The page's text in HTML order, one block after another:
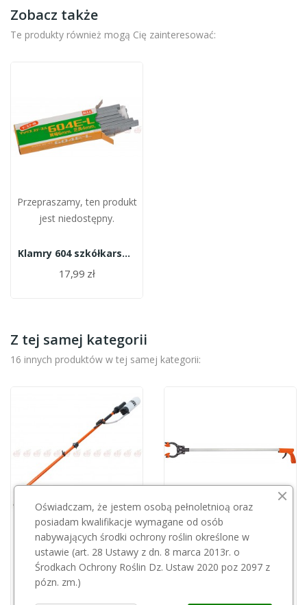
Zobacz także
Te produkty również mogą Cię zainteresować:
Przepraszamy, ten produkt
jest niedostępny.
Klamry 604 szkółkarskie HTB (4800 szt)
17,99 zł
Z tej samej kategorii
16 innych produktów w tej samej kategorii:
STOCKER
Opryskiwacz lanca herbicydowa elektryczna 1l...
340,00 zł
STOCKER
160,00 zł
Oświadczam, że jestem osobą pełnoletnioą oraz
posiadam kwalifikacje wymagane od osób
nabywających środki ochrony roślin określone w
ustawie (art. 28 Ustawy z dn. 8 marca 2013r. o
Środkach Ochrony Roślin Dz. Ustaw 2020 poz 2097 z
pózn. zm.)